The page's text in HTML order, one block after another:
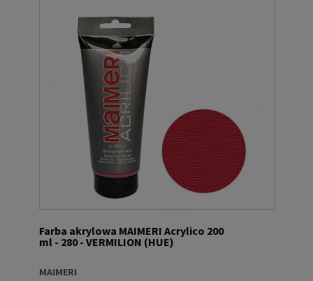
Farba akrylowa MAIMERI Acrylico 200
ml - 280 - VERMILION (HUE)
MAIMERI